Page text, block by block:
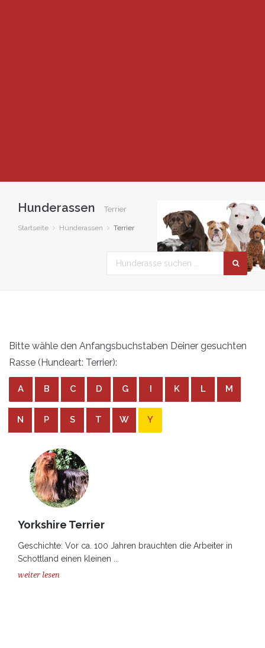
Hunderassen Terrier
Startseite Hunderassen Terrier
Bitte wähle den Anfangsbuchstaben Deiner gesuchten
Rasse (Hundeart: Terrier):
A B C D G I K L M
N P S T W Y
Yorkshire Terrier
Geschichte: Vor ca. 100 Jahren brauchten die Arbeiter in
Schottland einen kleinen ...
weiter lesen